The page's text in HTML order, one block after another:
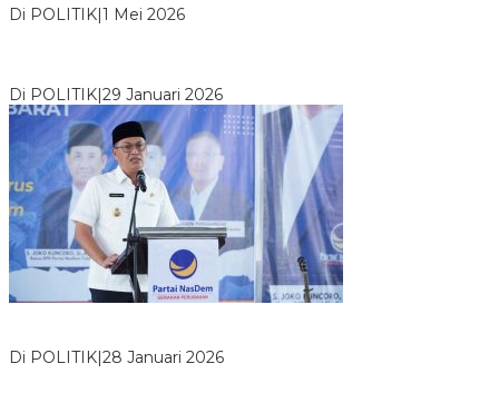
Di POLITIK 1 Mei 2026
Di POLITIK 29 Januari 2026
Di POLITIK 28 Januari 2026